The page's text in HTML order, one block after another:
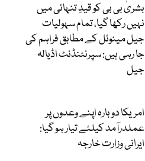
بشریٰ بی بی کو قیدِ تنہائی میں
نہیں رکھا گیا، تمام سہولیات
جیل مینوئل کے مطابق فراہم کی
جا رہی ہیں: سپرنٹنڈنٹ اڈیالہ
جیل
امریکا دوبارہ اپنے وعدوں پر
عملدرآمد کیلئے تیار ہو گیا:
ایرانی وزارت خارجہ